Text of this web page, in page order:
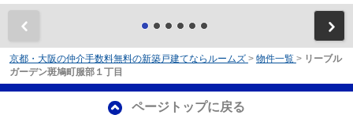
京都・大阪の仲介手数料無料の新築戸建てならルームズ > 物件一覧 > リーブル
ガーデン斑鳩町服部１丁目
ページトップに戻る